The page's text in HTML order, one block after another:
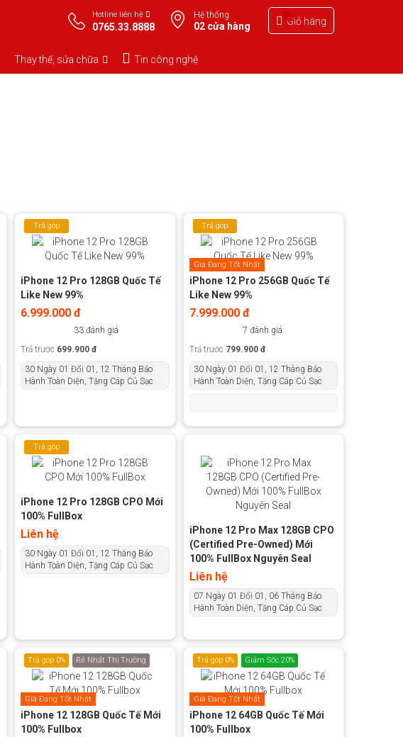
Giỏ hàng
Hệ thống
02 cửa hàng
Hotline liên hệ
0765.33.8888
Thay thế, sửa chữa Tin công nghệ
Trả góp
0%
iPhone 12 Pro 128GB Quốc Tế
Like New 99%
6.999.000 đ
33 đánh giá
Trả trước 699.900 đ
30 Ngày 01 Đổi 01, 12 Tháng Bảo
Hành Toàn Diện, Tặng Cáp Củ Sạc
Trả góp
0%
Giá Đang Tốt Nhất
iPhone 12 Pro 256GB Quốc Tế
Like New 99%
7.999.000 đ
7 đánh giá
Trả trước 799.900 đ
30 Ngày 01 Đổi 01, 12 Tháng Bảo
Hành Toàn Diện, Tặng Cáp Củ Sạc
Trả góp
0%
iPhone 12 Pro 128GB CPO Mới
100% FullBox
Liên hệ
30 Ngày 01 Đổi 01, 12 Tháng Bảo
Hành Toàn Diện, Tặng Cáp Củ Sạc
iPhone 12 Pro Max 128GB CPO
(Certified Pre-Owned) Mới
100% FullBox Nguyên Seal
Liên hệ
07 Ngày 01 Đổi 01, 06 Tháng Bảo
Hành Toàn Diện, Tặng Cáp Củ Sạc
Trả góp 0% Rẻ Nhất Thị Trường
Giá Đang Tốt Nhất
iPhone 12 128GB Quốc Tế Mới
100% Fullbox
Trả góp 0% Giảm Sốc 20%
Giá Đang Tốt Nhất
iPhone 12 64GB Quốc Tế Mới
100% Fullbox